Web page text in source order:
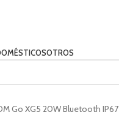
OTROS
Go XG5 20W Bluetooth IP67